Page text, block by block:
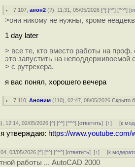
7.107 ,анон2 (?), 11:31, 05/05/2026 [^] [^^] [^^^] [
>они никому не нужны, кроме
1 day later
> все те, кто вместо работы на проф.
это запустить на неподдерживоемой
> с рутрекера.
я вас понял, хорошего вечера
7.110 ,Аноним (110), 02:47, 08/05/2026Скрыто
), 12:14, 02/05/2026 [^] [^^] [^^^] [ответить][↑] [к
утверждаю: https://
03/05/2026 [^] [^^] [^^^] [ответить][↑] [к
работы ... AutoCAD 2000